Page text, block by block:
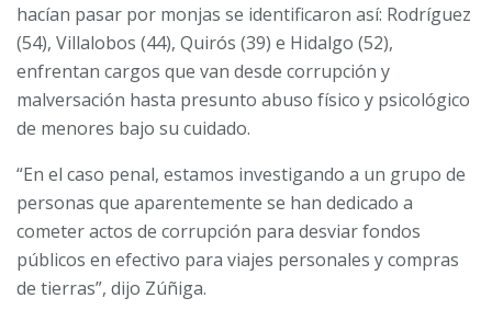
hacían pasar por monjas se identificaron así: Rodríguez
(54), Villalobos (44), Quirós (39) e Hidalgo (52),
enfrentan cargos que van desde corrupción y
malversación hasta presunto abuso físico y psicológico
de menores bajo su cuidado.
“En el caso penal, estamos investigando a un grupo de
personas que aparentemente se han dedicado a
cometer actos de corrupción para desviar fondos
públicos en efectivo para viajes personales y compras
de tierras”, dijo Zúñiga.